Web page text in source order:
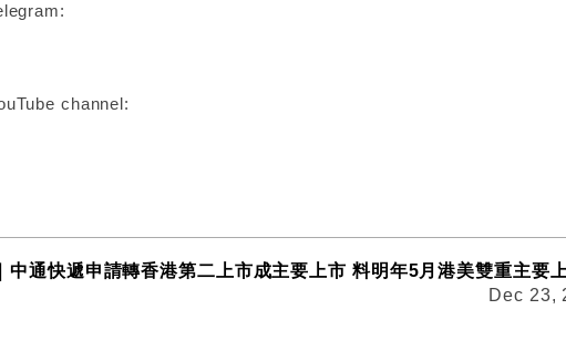
channel:
中通快遞申請轉香港第二上市成主要上市 料明年5月港美雙重主要
Dec 23,